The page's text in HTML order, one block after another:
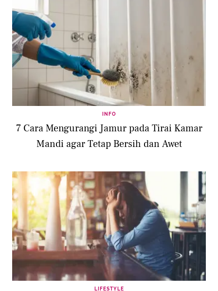
INFO
7 Cara Mengurangi Jamur pada Tirai Kamar
Mandi agar Tetap Bersih dan Awet
LIFESTYLE